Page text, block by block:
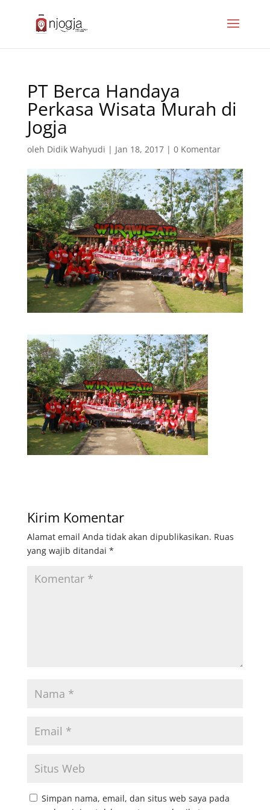
PT Berca Handaya
Perkasa Wisata Murah di
Jogja
oleh Didik Wahyudi | Jan 18, 2017| 0 Komentar
Kirim Komentar
Alamat email Anda tidak akan dipublikasikan. Ruas
yang wajib ditandai *
Simpan nama, email, dan situs web saya pada